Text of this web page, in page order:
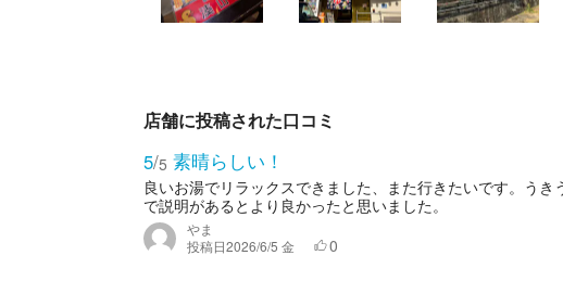
店舗に投稿された口コミ
5/5 素晴らしい！
良いお湯でリラックスできました、また行きたいです。う
で説明があるとより良かったと思いました。
やま
投稿日2026/6/5 金 0